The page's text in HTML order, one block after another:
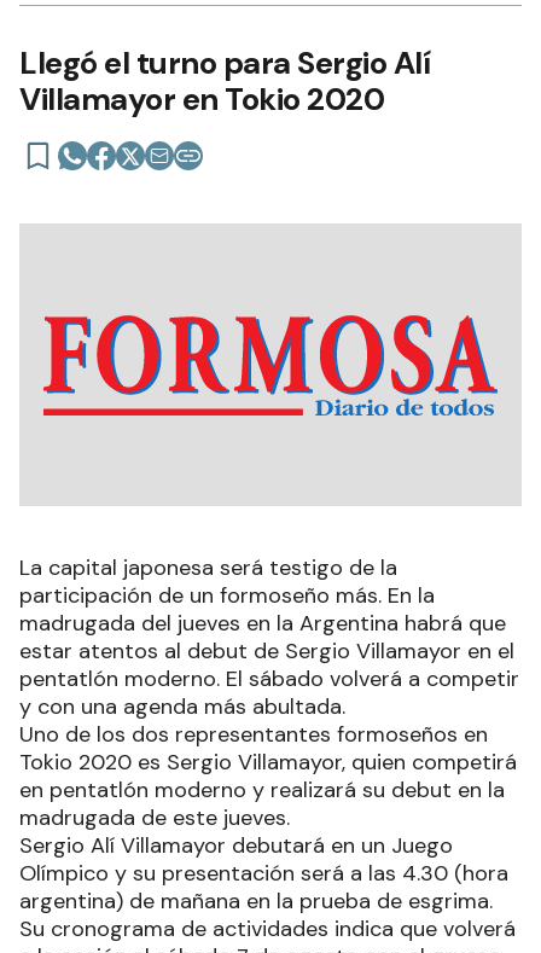
Llegó el turno para Sergio Alí
Villamayor en Tokio 2020
La capital japonesa será testigo de la
participación de un formoseño más. En la
madrugada del jueves en la Argentina habrá que
estar atentos al debut de Sergio Villamayor en el
pentatlón moderno. El sábado volverá a competir
y con una agenda más abultada.
Uno de los dos representantes formoseños en
Tokio 2020 es Sergio Villamayor, quien competirá
en pentatlón moderno y realizará su debut en la
madrugada de este jueves.
Sergio Alí Villamayor debutará en un Juego
Olímpico y su presentación será a las 4.30 (hora
argentina) de mañana en la prueba de esgrima.
Su cronograma de actividades indica que volverá